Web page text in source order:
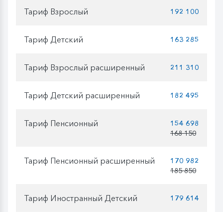
Тариф Взрослый 192 100
Тариф Детский 163 285
Тариф Взрослый расширенный 211 310
Тариф Детский расширенный 182 495
Тариф Пенсионный
154 698
168 150
Тариф Пенсионный расширенный
170 982
185 850
Тариф Иностранный Детский 179 614